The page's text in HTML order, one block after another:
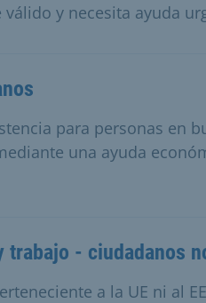
y necesita ayuda
para personas en
una ayuda
trabajo - ciudadanos
a la UE ni al